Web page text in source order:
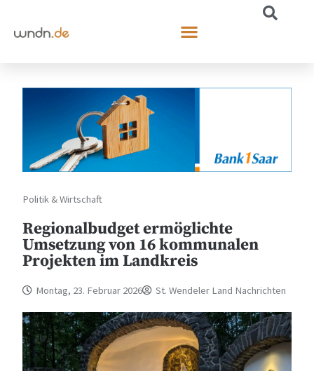
Politik & Wirtschaft
Regionalbudget ermöglichte
Umsetzung von 16 kommunalen
Projekten im Landkreis
Montag, 23. Februar 2026 St. Wendeler Land Nachrichten